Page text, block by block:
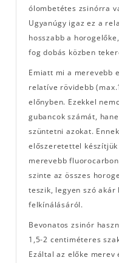
ólombetétes zsinórra
Ugyanúgy igaz ez a
hosszabb a
fog dobás közben
Emiatt mi a merevebb
relatíve rövidebb
előnyben. Ezekkel
gubancok számát,
szüntetni azokat.
előszeretettel
merevebb
szinte az összes
teszik, legyen szó
felkínálásáról.
Bevonatos zsinór
1,5-2 centiméteres
Ezáltal az előke